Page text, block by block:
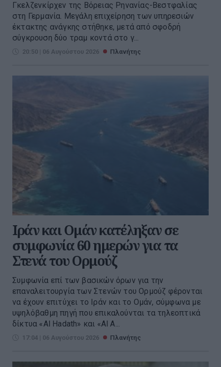
Γκελζενκίρχεν της Βόρειας Ρηνανίας-Βεστφαλίας
στη Γερμανία. Μεγάλη επιχείρηση των υπηρεσιών
έκτακτης ανάγκης στήθηκε, μετά από σφοδρή
σύγκρουση δύο τραμ κοντά στο γ...
20:50 | 06 Αυγούστου 2026 Πλανήτης
Ιράν και Ομάν κατέληξαν σε
συμφωνία 60 ημερών για τα
Στενά του Ορμούζ
Συμφωνία επί των βασικών όρων για την
επαναλειτουργία των Στενών του Ορμούζ φέρονται
να έχουν επιτύχει το Ιράν και το Ομάν, σύμφωνα με
υψηλόβαθμη πηγή που επικαλούνται τα τηλεοπτικά
δίκτυα «Al Hadath» και «Al A...
17:04 | 06 Αυγούστου 2026 Πλανήτης